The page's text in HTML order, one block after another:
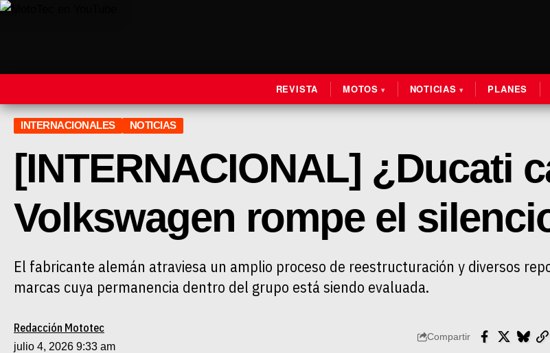
REVISTA MOTOS NOTICIAS PLANES
INTERNACIONALES NOTICIAS
[INTERNACIONAL] ¿Ducati
Volkswagen rompe el
El fabricante alemán atraviesa un amplio proceso de reestructuración y diversos
marcas cuya permanencia dentro del grupo está siendo evaluada.
julio 4, 2026 9:33 am
Redacción Mototec
Compartir